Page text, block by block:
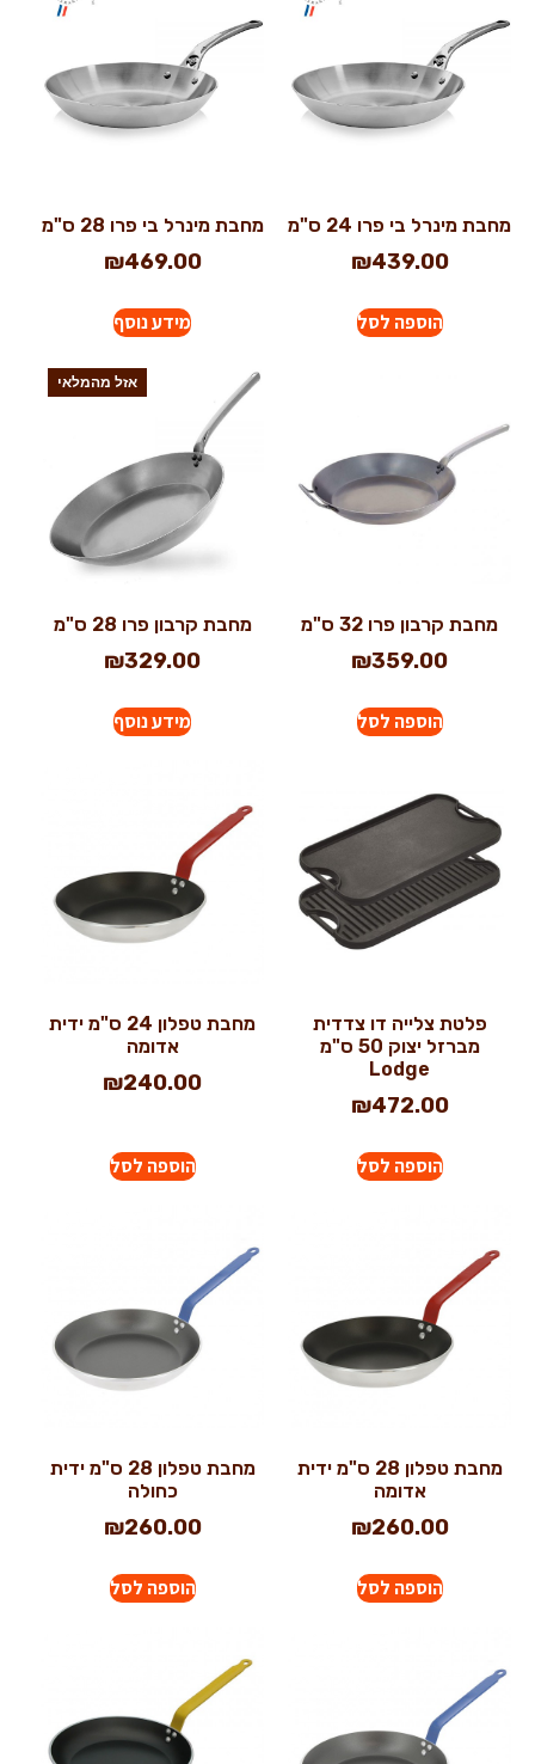
מחבת מינרל בי פרו 24 ס"מ
₪439.00
הוספה לסל
מחבת מינרל בי פרו 28 ס"מ
₪469.00
מידע נוסף
מחבת קרבון פרו 32 ס"מ
₪359.00
הוספה לסל
אזל מהמלאי
מחבת קרבון פרו 28 ס"מ
₪329.00
מידע נוסף
פלטת צלייה דו צדדית
מברזל יצוק 50 ס"מ
Lodge
₪472.00
הוספה לסל
מחבת טפלון 24 ס"מ ידית
אדומה
₪240.00
הוספה לסל
מחבת טפלון 28 ס"מ ידית
אדומה
₪260.00
הוספה לסל
מחבת טפלון 28 ס"מ ידית
כחולה
₪260.00
הוספה לסל